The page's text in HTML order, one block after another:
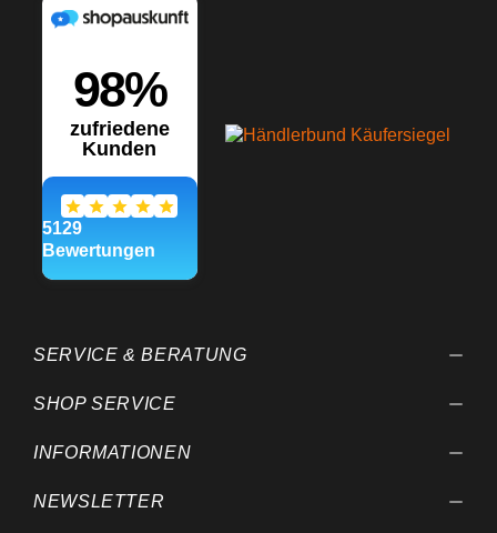
SERVICE & BERATUNG
SHOP SERVICE
INFORMATIONEN
NEWSLETTER